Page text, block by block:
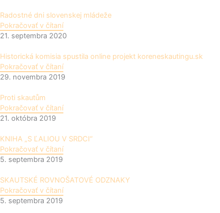
Radostné dni slovenskej mládeže
Pokračovať v čítaní
21. septembra 2020
Historická komisia spustila online projekt koreneskautingu.sk
Pokračovať v čítaní
29. novembra 2019
Proti skautům
Pokračovať v čítaní
21. októbra 2019
KNIHA „S ĽALIOU V SRDCI“
Pokračovať v čítaní
5. septembra 2019
SKAUTSKÉ ROVNOŠATOVÉ ODZNAKY
Pokračovať v čítaní
5. septembra 2019